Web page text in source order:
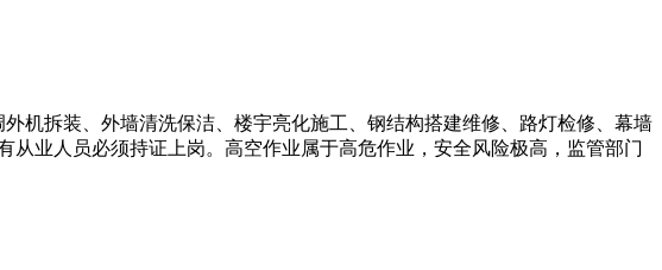
机拆装、外墙清洗保洁、楼宇亮化施工、钢结构搭建维修、路灯检修、幕墙
业人员必须持证上岗。高空作业属于高危作业，安全风险极高，监管部门